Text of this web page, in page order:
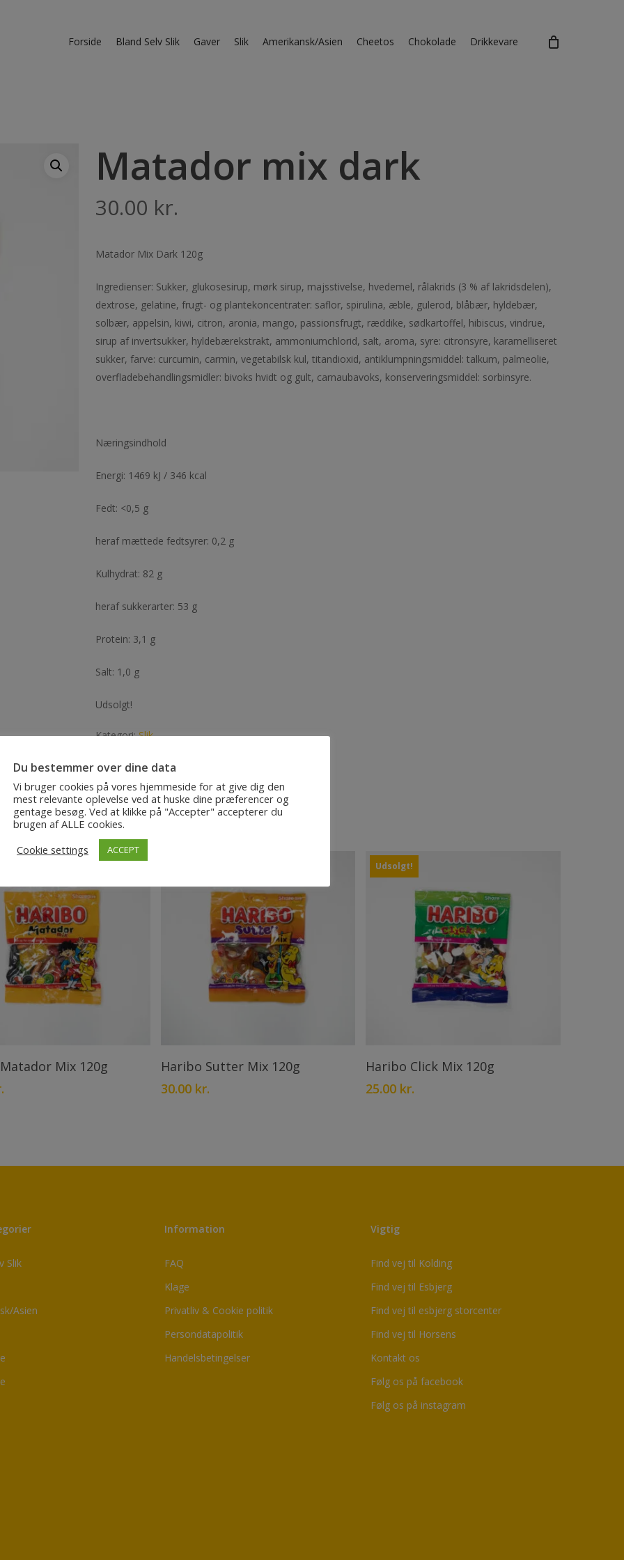
Forside Bland Selv Slik Gaver Slik Amerikansk/Asien Cheetos Chokolade Drikkevare
Matador mix dark
30.00 kr.
Matador Mix Dark 120g
Ingredienser: Sukker, glukosesirup, mørk sirup, majsstivelse, hvedemel, rålakrids (3 % af lakridsdelen),
dextrose, gelatine, frugt- og plantekoncentrater: saflor, spirulina, æble, gulerod, blåbær, hyldebær,
solbær, appelsin, kiwi, citron, aronia, mango, passionsfrugt, ræddike, sødkartoffel, hibiscus, vindrue,
sirup af invertsukker, hyldebærekstrakt, ammoniumchlorid, salt, aroma, syre: citronsyre, karamelliseret
sukker, farve: curcumin, carmin, vegetabilsk kul, titandioxid, antiklumpningsmiddel: talkum, palmeolie,
overfladebehandlingsmidler: bivoks hvidt og gult, carnaubavoks, konserveringsmiddel: sorbinsyre.
Næringsindhold
Energi: 1469 kJ / 346 kcal
Fedt: <0,5 g
heraf mættede fedtsyrer: 0,2 g
Kulhydrat: 82 g
heraf sukkerarter: 53 g
Protein: 3,1 g
Salt: 1,0 g
Udsolgt!
Kategori:Slik
Tilføj Til Kurv
Mix 120g
Læs Mere
Haribo Sutter Mix 120g
30.00 kr.
Udsolgt!
Læs Mere
Haribo Click Mix 120g
25.00 kr.
Slik
Asien
Information
FAQ
Klage
Privatliv & Cookie politik
Persondatapolitik
Handelsbetingelser
Vigtig
Find vej til Kolding
Find vej til Esbjerg
Find vej til esbjerg storcenter
Find vej til Horsens
Kontakt os
Følg os på facebook
Følg os på instagram
Du bestemmer over dine data
Vi bruger cookies på vores hjemmeside for at give dig den
mest relevante oplevelse ved at huske dine præferencer og
gentage besøg. Ved at klikke på "Accepter" accepterer du
brugen af ​​ALLE cookies.
Cookie settings
ACCEPT